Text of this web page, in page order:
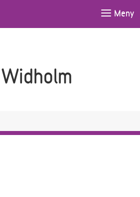
Meny